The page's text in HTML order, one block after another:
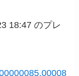
18:47 のプレ